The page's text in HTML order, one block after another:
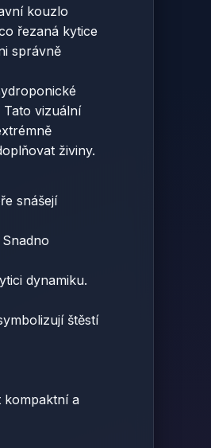
kouzlo
řezaná kytice
správně
vizuální
živiny.
snášejí
dynamiku.
štěstí
kompaktní a